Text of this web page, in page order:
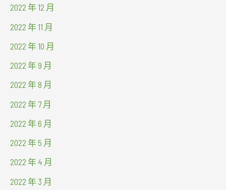
2022 年 12 月
2022 年 11 月
2022 年 10 月
2022 年 9 月
2022 年 8 月
2022 年 7 月
2022 年 6 月
2022 年 5 月
2022 年 4 月
2022 年 3 月